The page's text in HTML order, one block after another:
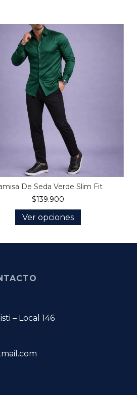
De Seda Verde Slim Fit
$139.900
Ver opciones
– Local 146